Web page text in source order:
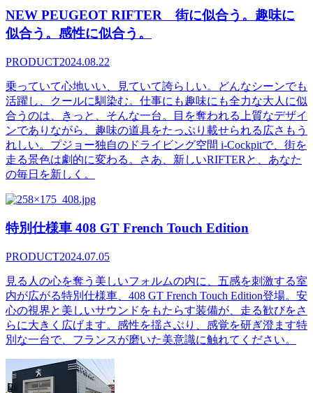
NEW PEUGEOT RIFTER 街に似合う。趣味に
似合う。感性に似合う。
PRODUCT2024.08.22
乗っていて心地いい、見ていて誇らしい。どんなシーンでも
活躍し、クールに馴染む。仕事にも趣味にも全力な大人に似
合うのは、きっと、そんな一台。目を奪われる上質なデザイ
ンでありながら、趣味の道具をたっぷり載せられる広さもう
れしい。プジョー独自のドライビング空間 i-Cockpitで、街を
走る景色は劇的に変わる。さあ、新しいRIFTERと、あなた
の毎日を新しく。
特別仕様車 408 GT French Touch Edition
PRODUCT2024.07.05
見る人の心を奪う美しいフォルムの内に、五感を刺激する室
内が広がる特別仕様車、408 GT French Touch Edition登場。安
心の視界と美しいサウンドをもたらす装備が、走る歓びをさ
らに大きく広げます。感性を揺さぶり、感覚を研ぎ澄ます特
別な一台で、フランスが磨いた美意識に触れてください。